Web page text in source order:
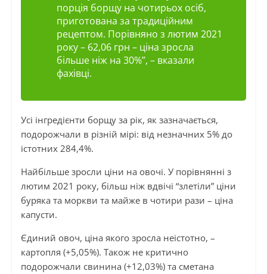
порція борщу на чотирьох осіб,
приготована за традиційним
рецептом. Порівняно з лютим 2021
року – 62,06 грн – ціна зросла
більше ніж на 30%”, – вказали
фахівці.
Усі інгредієнти борщу за рік, як зазначається,
подорожчали в різній мірі: від незначних 5% до
істотних 284,4%.
Найбільше зросли ціни на овочі. У порівнянні з
лютим 2021 року, більш ніж вдвічі “злетіли” ціни
буряка та моркви та майже в чотири рази – ціна
капусти.
Єдиний овоч, ціна якого зросла неістотно, –
картопля (+5,05%). Також не критично
подорожчали свинина (+12,03%) та сметана